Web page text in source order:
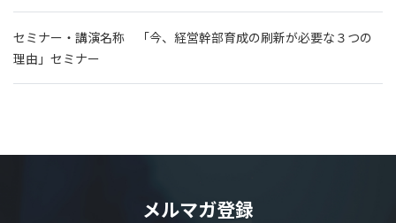
セミナー・講演名称 「今、経営幹部育成の刷新が必要な３つの
理由」セミナー
メルマガ登録